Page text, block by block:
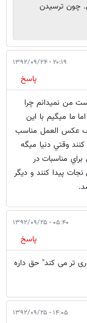
چون ترسیدن
۲۰:۱۹ - ۱۳۹۲/۰۹/۲۴
پاسخ
من نميدانم چرا
ما ميگيم با اين
عكس العمل مناسب
وقتي دنيا ميگه
مناسبات در
پيدا كنند و ديگر
۰۵:۴۰ - ۱۳۹۲/۰۹/۲۵
پاسخ
تر می کند" حق داره
۱۴:۰۵ - ۱۳۹۲/۰۹/۲۵